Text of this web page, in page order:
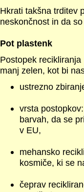
Hkrati takšna trditev
neskončnost in da
Pot plastenk
Postopek
manj zelen, kot bi
ustrezno
vrsta
barvah, da se
v EU,
mehansko
kosmiče, ki se
čeprav